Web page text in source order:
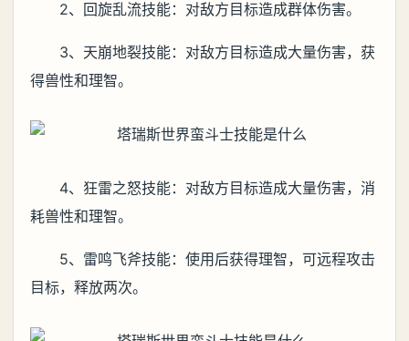
2、回旋乱流技能：对敌方目标造成群体伤害。
3、天崩地裂技能：对敌方目标造成大量伤害，获
得兽性和理智。
4、狂雷之怒技能：对敌方目标造成大量伤害，消
耗兽性和理智。
5、雷鸣飞斧技能：使用后获得理智，可远程攻击
目标，释放两次。